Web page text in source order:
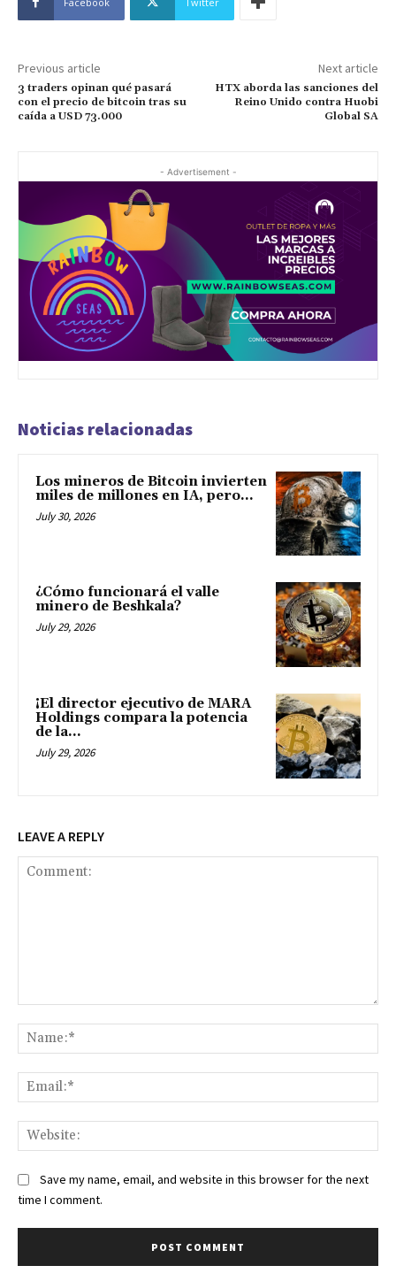
Previous article
3 traders opinan qué pasará
con el precio de bitcoin tras su
caída a USD 73.000
Next article
HTX aborda las sanciones del
Reino Unido contra Huobi
Global SA
- Advertisement -
Noticias relacionadas
Los mineros de Bitcoin invierten
miles de millones en IA, pero...
July 30, 2026
¿Cómo funcionará el valle
minero de Beshkala?
July 29, 2026
¡El director ejecutivo de MARA
Holdings compara la potencia
de la...
July 29, 2026
LEAVE A REPLY
Save my name, email, and website in this browser for the next
time I comment.